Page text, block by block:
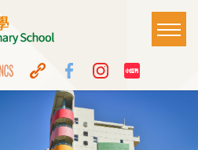
Top
Media
Button
Language
switcher
Main